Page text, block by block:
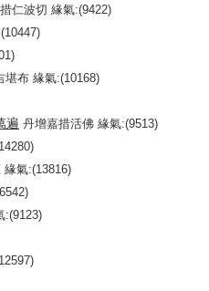
仁波切 緣氣:(9422)
堪布 緣氣:(10168)
遍 丹增嘉措活佛 緣氣:(9513)
緣氣:(13816)
:(9123)